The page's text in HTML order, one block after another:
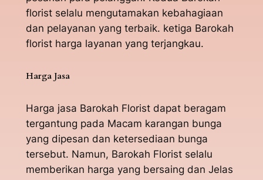
florist selalu mengutamakan kebahagiaan
dan pelayanan yang terbaik. ketiga Barokah
florist harga layanan yang terjangkau.
Harga Jasa
Harga jasa Barokah Florist dapat beragam
tergantung pada Macam karangan bunga
yang dipesan dan ketersediaan bunga
tersebut. Namun, Barokah Florist selalu
memberikan harga yang bersaing dan Jelas